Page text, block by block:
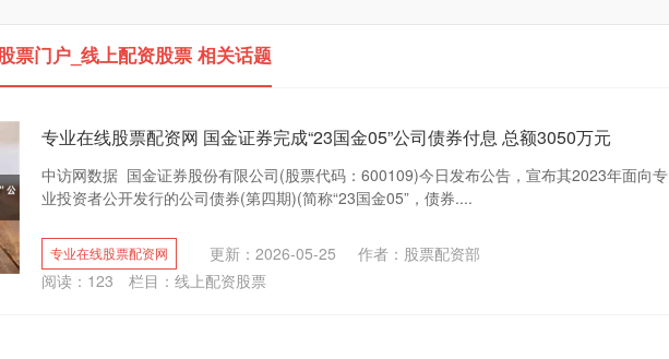
票门户_线上配资股票 相关话题
专业在线股票配资网 国金证券完成“23国金05”公司债券付息 总额3050万元
中访网数据 国金证券股份有限公司(股票代码：600109)今日发布公告，宣布其2023年面向专
业投资者公开发行的公司债券(第四期)(简称“23国金05”，债券....
专业在线股票配资网 更新：2026-05-25
作者：股票配资部
阅读： 123 栏目： 线上配资股票